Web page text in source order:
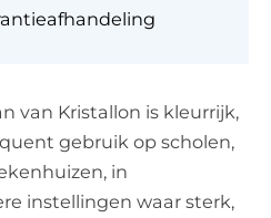
van Kristallon is kleurrijk,
gebruik op scholen,
in
instellingen waar sterk,